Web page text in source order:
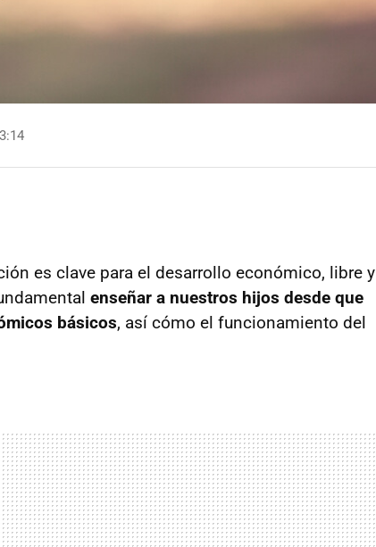
es clave para el desarrollo económico, libre y
enseñar a nuestros hijos desde que
básicos, así cómo el funcionamiento del